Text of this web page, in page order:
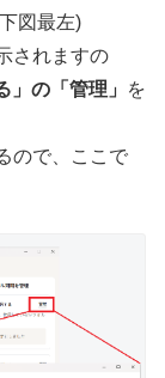
図最左)
されますの
の「管理」
を
ので、ここで